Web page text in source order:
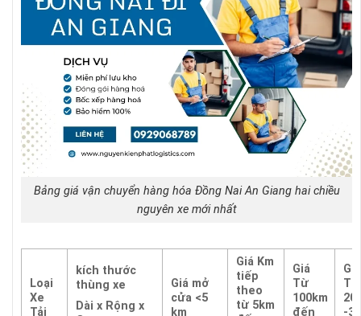
Bảng giá vận chuyển hàng hóa Đồng Nai An Giang hai chiều
nguyên xe mới nhất
Loại
Xe
Tải
kích thước
thùng xe
Dài x Rộng x
Giá mở
cửa <5
km
Giá Km
tiếp
theo
từ 5km
Giá
Từ
100km
đến
Giá
Từ
-